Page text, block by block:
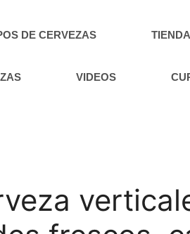
DE CERVEZAS TIENDA
VIDEOS